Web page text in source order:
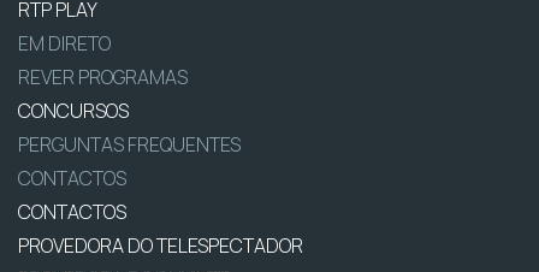
RTP PLAY
EM DIRETO
REVER PROGRAMAS
CONCURSOS
PERGUNTAS FREQUENTES
CONTACTOS
CONTACTOS
PROVEDORA DO TELESPECTADOR